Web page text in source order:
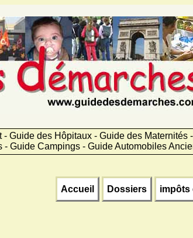
Guide des Hôpitaux - Guide des
Guide Campings - Guide Automobiles
Accueil Dossiers impôts